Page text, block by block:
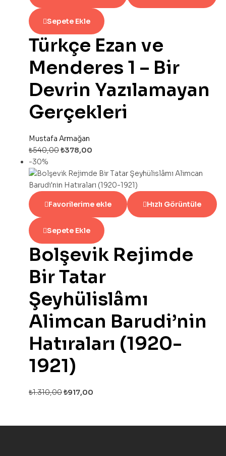
Sepete Ekle
Türkçe Ezan ve
Menderes 1 – Bir
Devrin Yazılamayan
Gerçekleri
Mustafa Armağan
₺540,00₺378,00
-30%
Favorilerime ekle Hızlı Görüntüle
Sepete Ekle
Bolşevik Rejimde
Bir Tatar
Şeyhülislâmı
Alimcan Barudi’nin
Hatıraları (1920-
1921)
₺1.310,00₺917,00